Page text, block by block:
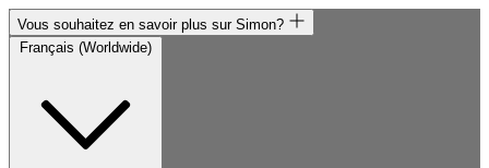
Vous souhaitez en savoir plus sur Simon?